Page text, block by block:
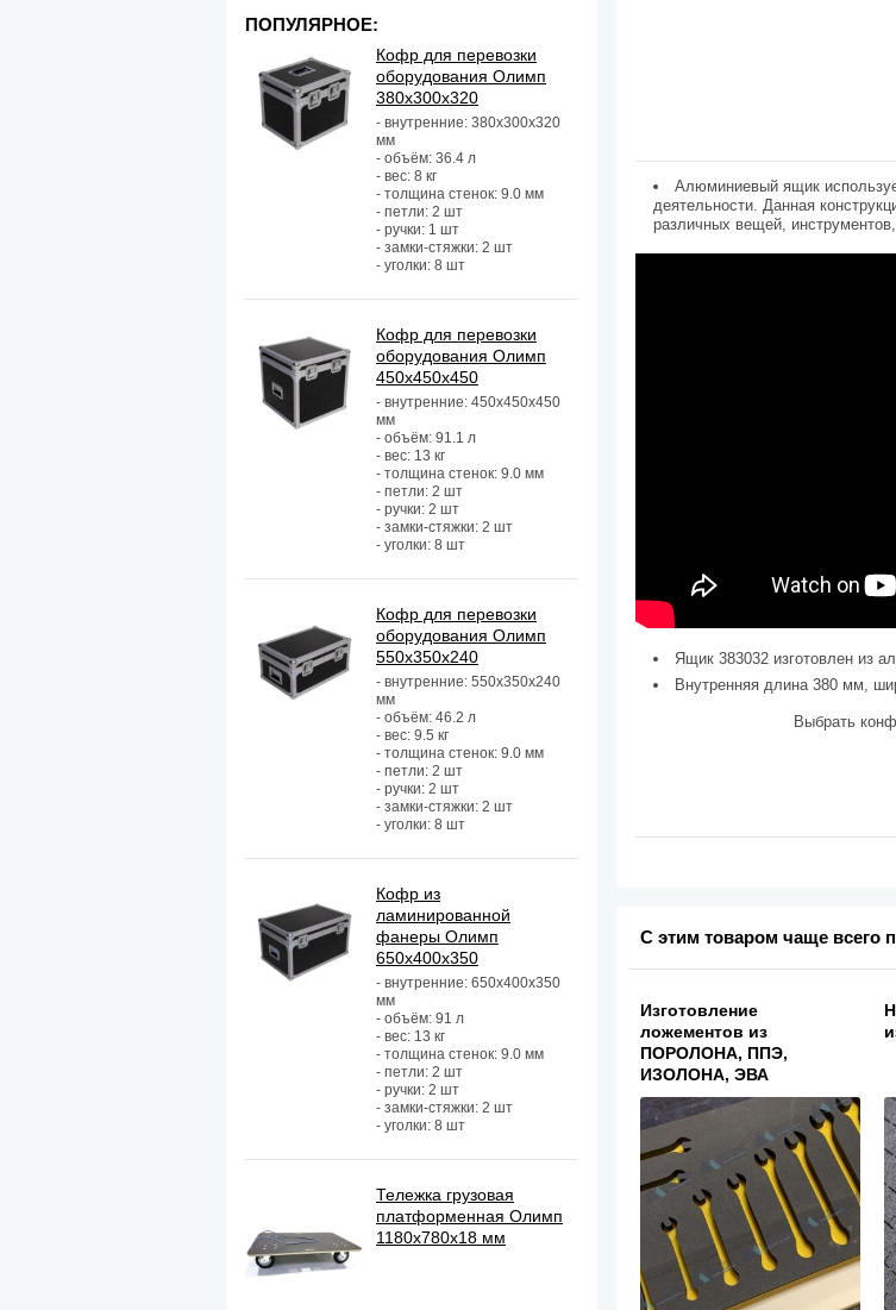
ПОПУЛЯРНОЕ:
Кофр для перевозки
оборудования Олимп
380х300х320
- внутренние: 380х300х320
мм
- объём: 36.4 л
- вес: 8 кг
- толщина стенок: 9.0 мм
- петли: 2 шт
- ручки: 1 шт
- замки-стяжки: 2 шт
- уголки: 8 шт
Кофр для перевозки
оборудования Олимп
450х450х450
- внутренние: 450х450х450
мм
- объём: 91.1 л
- вес: 13 кг
- толщина стенок: 9.0 мм
- петли: 2 шт
- ручки: 2 шт
- замки-стяжки: 2 шт
- уголки: 8 шт
Кофр для перевозки
оборудования Олимп
550х350х240
- внутренние: 550х350х240
мм
- объём: 46.2 л
- вес: 9.5 кг
- толщина стенок: 9.0 мм
- петли: 2 шт
- ручки: 2 шт
- замки-стяжки: 2 шт
- уголки: 8 шт
Кофр из
ламинированной
фанеры Олимп
650х400х350
- внутренние: 650х400х350
мм
- объём: 91 л
- вес: 13 кг
- толщина стенок: 9.0 мм
- петли: 2 шт
- ручки: 2 шт
- замки-стяжки: 2 шт
- уголки: 8 шт
Тележка грузовая
платформенная Олимп
1180х780х18 мм
Алюминиевый ящик
деятельности. Данная
различных вещей,
Ящик 383032 изготовлен из
Внутренняя длина 380 мм,
Выбрать
С этим товаром чаще всего
Изготовление
ложементов из
ПОРОЛОНА, ППЭ,
ИЗОЛОНА, ЭВА